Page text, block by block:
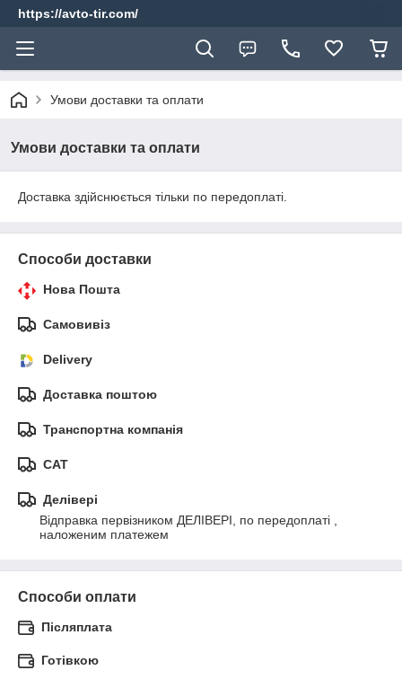
https://avto-tir.com/
Умови доставки та оплати
Умови доставки та оплати
Доставка здійснюється тільки по передоплаті.
Способи доставки
Нова Пошта
Самовивіз
Delivery
Доставка поштою
Транспортна компанія
САТ
Делівері
Відправка первізником ДЕЛІВЕРІ, по передоплаті ,
наложеним платежем
Способи оплати
Післяплата
Готівкою